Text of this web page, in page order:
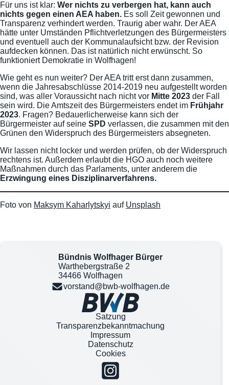
Für uns ist klar: Wer nichts zu verbergen hat, kann auch
nichts gegen einen AEA haben. Es soll Zeit gewonnen und
Transparenz verhindert werden. Traurig aber wahr. Der AEA
hätte unter Umständen Pflichtverletzungen des Bürgermeisters
und eventuell auch der Kommunalaufsicht bzw. der Revision
aufdecken können. Das ist natürlich nicht erwünscht. So
funktioniert Demokratie in Wolfhagen!
Wie geht es nun weiter? Der AEA tritt erst dann zusammen,
wenn die Jahresabschlüsse 2014-2019 neu aufgestellt worden
sind, was aller Voraussicht nach nicht vor Mitte 2023 der Fall
sein wird. Die Amtszeit des Bürgermeisters endet im Frühjahr
2023. Fragen? Bedauerlicherweise kann sich der
Bürgermeister auf seine SPD verlassen, die zusammen mit den
Grünen den Widerspruch des Bürgermeisters absegneten.
Wir lassen nicht locker und werden prüfen, ob der Widerspruch
rechtens ist. Außerdem erlaubt die HGO auch noch weitere
Maßnahmen durch das Parlaments, unter anderem die
Erzwingung eines Disziplinarverfahrens.
Foto von Maksym Kaharlytskyi auf Unsplash
Bündnis Wolfhager Bürger
Warthebergstraße 2
34466 Wolfhagen
vorstand@bwb-wolfhagen.de
Satzung
Transparenzbekanntmachung
Impressum
Datenschutz
Cookies